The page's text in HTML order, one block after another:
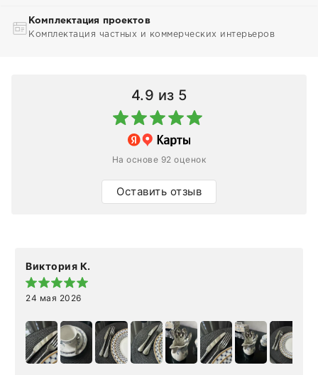
Комплектация проектов
Комплектация частных и коммерческих интерьеров
4.9 из 5
На основе 92 оценок
Оставить отзыв
Виктория К.
24 мая 2026